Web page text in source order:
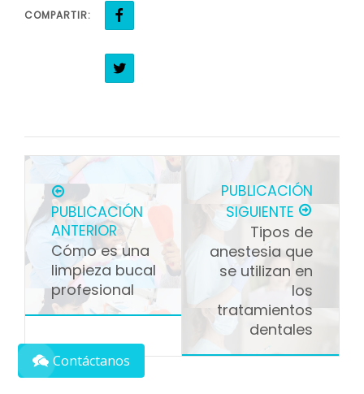
COMPARTIR:
PUBLICACIÓN
ANTERIOR
Cómo es una
limpieza bucal
profesional
PUBLICACIÓN
SIGUIENTE
Tipos de
anestesia que
se utilizan en
los
tratamientos
dentales
Contáctanos